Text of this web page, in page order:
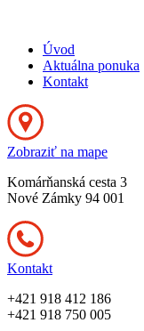
Úvod
Aktuálna ponuka
Kontakt
Zobraziť na mape
Komárňanská cesta 3
Nové Zámky 94 001
Kontakt
+421 918 412 186
+421 918 750 005